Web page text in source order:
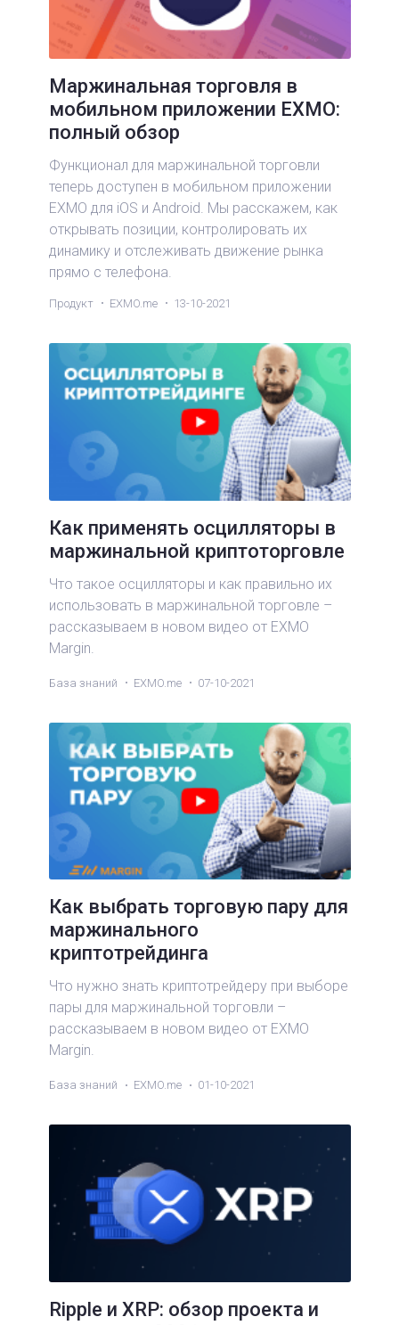
Маржинальная торговля в
мобильном приложении EXMO:
полный обзор
Функционал для маржинальной торговли
теперь доступен в мобильном приложении
EXMO для iOS и Android. Мы расскажем, как
открывать позиции, контролировать их
динамику и отслеживать движение рынка
прямо с телефона.
Продукт EXMO.me 13-10-2021
Как применять осцилляторы в
маржинальной криптоторговле
Что такое осцилляторы и как правильно их
использовать в маржинальной торговле –
рассказываем в новом видео от EXMO
Margin.
База знаний EXMO.me 07-10-2021
Как выбрать торговую пару для
маржинального
криптотрейдинга
Что нужно знать криптотрейдеру при выборе
пары для маржинальной торговли –
рассказываем в новом видео от EXMO
Margin.
База знаний EXMO.me 01-10-2021
Ripple и XRP: обзор проекта и